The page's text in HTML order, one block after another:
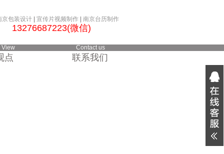
京包装设计| 宣传片视频制作 南京台历制作
13276687223(微信)
View
点
Contact us
联系我们